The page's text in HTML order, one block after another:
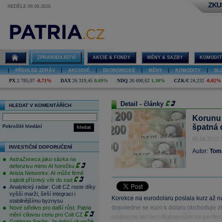
NEDĚLE 09.08.2026
ZPRAVODAJSTVÍ AKCIE & FONDY MĚNY & SAZBY
PŘEHLED ZPRÁV AKCIOVÉ EKONOMICKÉ MĚNY KOMODITY
PX 2 785,07 -0,71% DAX 26 319,45 0,69% NDQ 26 690,62 1,30% CZK/€ 24,232 -0,02%
HLEDAT V KOMENTÁŘÍCH
hledat
Pokročilé hledání
INVESTIČNÍ DOPORUČENÍ
AstraZeneca jako sázka na
defenzivu mimo AI horečku
Arista Networks: AI může firmě
zajistit příznivý vítr do zad
Analytický radar: Colt CZ roste díky
vyšší marži, širší integraci i
stabilnějšímu byznysu
Nové střelivo pro další růst. Patria
mění cílovou cenu pro Colt CZ
Detail - články
špatná
05.06.2012
Autor:
Korekce na eurodolaru poslala kurz až
dopoledne se euro k dolaru obchoduje
rostoucím akciím i dluhopisům na